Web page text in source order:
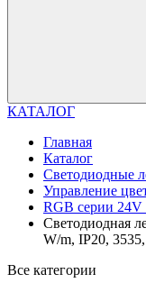
КАТАЛОГ
Главная
Каталог
Светодиодные
Управление
RGB серии 24V
Светодиодная
W/m, IP20,
Все категории